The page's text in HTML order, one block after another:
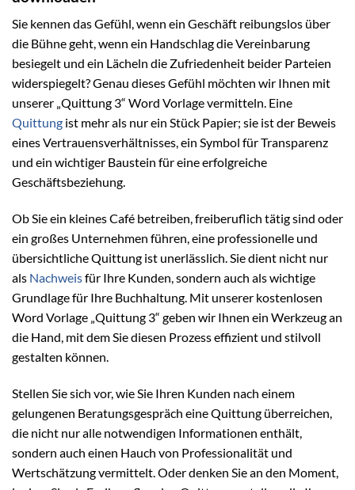
Sie kennen das Gefühl, wenn ein Geschäft reibungslos über
die Bühne geht, wenn ein Handschlag die Vereinbarung
besiegelt und ein Lächeln die Zufriedenheit beider Parteien
widerspiegelt? Genau dieses Gefühl möchten wir Ihnen mit
unserer „Quittung 3“ Word Vorlage vermitteln. Eine
Quittung ist mehr als nur ein Stück Papier; sie ist der Beweis
eines Vertrauensverhältnisses, ein Symbol für Transparenz
und ein wichtiger Baustein für eine erfolgreiche
Geschäftsbeziehung.
Ob Sie ein kleines Café betreiben, freiberuflich tätig sind oder
ein großes Unternehmen führen, eine professionelle und
übersichtliche Quittung ist unerlässlich. Sie dient nicht nur
als Nachweisfür Ihre Kunden, sondern auch als wichtige
Grundlage für Ihre Buchhaltung. Mit unserer kostenlosen
Word Vorlage „Quittung 3“ geben wir Ihnen ein Werkzeug an
die Hand, mit dem Sie diesen Prozess effizient und stilvoll
gestalten können.
Stellen Sie sich vor, wie Sie Ihren Kunden nach einem
gelungenen Beratungsgespräch eine Quittung überreichen,
die nicht nur alle notwendigen Informationen enthält,
sondern auch einen Hauch von Professionalität und
Wertschätzung vermittelt. Oder denken Sie an den Moment,